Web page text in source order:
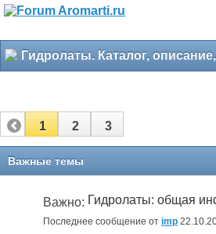
Гидролаты. Каталог,
1 2 3
Важные темы
Важно: Гидролаты: общая
Последнее сообщение от imp